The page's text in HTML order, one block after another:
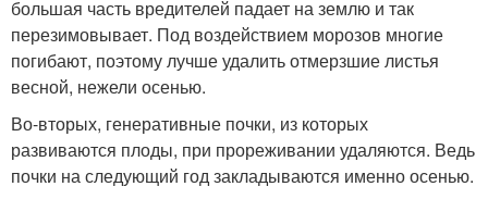
большая часть вредителей падает на землю и так
перезимовывает. Под воздействием морозов многие
погибают, поэтому лучше удалить отмерзшие листья
весной, нежели осенью.
Во-вторых, генеративные почки, из которых
развиваются плоды, при прореживании удаляются. Ведь
почки на следующий год закладываются именно осенью.